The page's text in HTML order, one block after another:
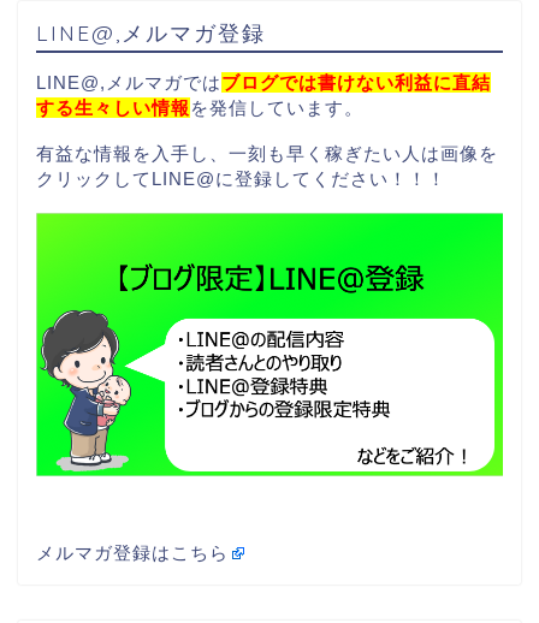
LINE@,メルマガ登録
LINE@,メルマガではブログでは書けない利益に直結
する生々しい情報 を発信しています。
有益な情報を入手し、一刻も早く稼ぎたい人は画像を
クリックしてLINE@に登録してください！！！
メルマガ登録はこちら